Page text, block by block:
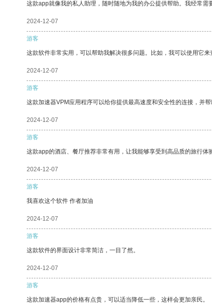
这款app就像我的私人助理，随时随地为我的办公提供帮助。我经常
2024-12-07
游客
这款软件非常实用，可以帮助我解决很多问题。比如，我可以使用它来
2024-12-07
游客
这款加速器VPM应用程序可以给你提供最高速度和安全性的连接，并帮
2024-12-07
游客
这款app的酒店、餐厅推荐非常有用，让我能够享受到高品质的旅行体
2024-12-07
游客
我喜欢这个软件 作者加油
2024-12-07
游客
这款软件的界面设计非常简洁，一目了然。
2024-12-07
游客
这款加速器app的价格有点贵，可以适当降低一些，这样会更加亲民。